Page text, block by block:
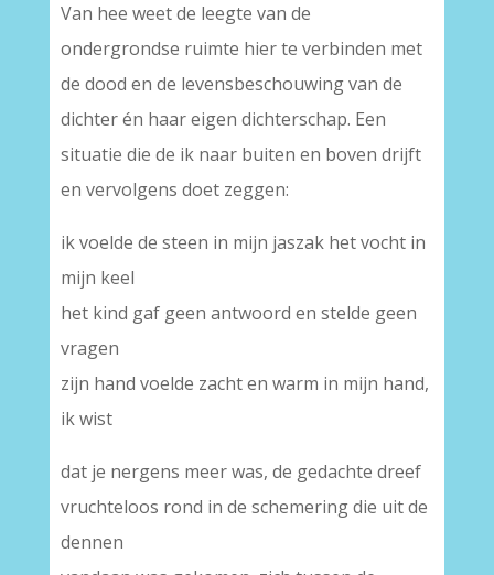
Van hee weet de leegte van de
ondergrondse ruimte hier te verbinden met
de dood en de levensbeschouwing van de
dichter én haar eigen dichterschap. Een
situatie die de ik naar buiten en boven drijft
en vervolgens doet zeggen:
ik voelde de steen in mijn jaszak het vocht in
mijn keel
het kind gaf geen antwoord en stelde geen
vragen
zijn hand voelde zacht en warm in mijn hand,
ik wist
dat je nergens meer was, de gedachte dreef
vruchteloos rond in de schemering die uit de
dennen